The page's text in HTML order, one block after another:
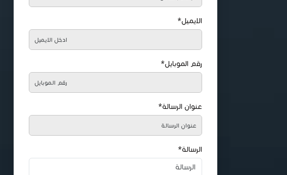
الايميل*
رقم الموبايل*
عنوان الرسالة*
الرسالة*